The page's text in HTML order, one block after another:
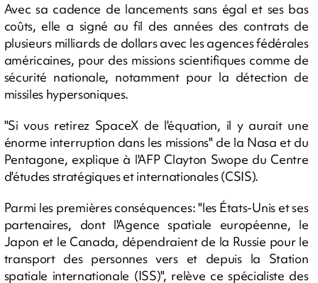
Avec sa cadence de lancements sans égal et ses bas
coûts, elle a signé au fil des années des contrats de
plusieurs milliards de dollars avec les agences fédérales
américaines, pour des missions scientifiques comme de
sécurité nationale, notamment pour la détection de
missiles hypersoniques.
"Si vous retirez SpaceX de l'équation, il y aurait une
énorme interruption dans les missions" de la Nasa et du
Pentagone, explique à l'AFP Clayton Swope du Centre
d'études stratégiques et internationales (CSIS).
Parmi les premières conséquences: "les États-Unis et ses
partenaires, dont l'Agence spatiale européenne, le
Japon et le Canada, dépendraient de la Russie pour le
transport des personnes vers et depuis la Station
spatiale internationale (ISS)", relève ce spécialiste des